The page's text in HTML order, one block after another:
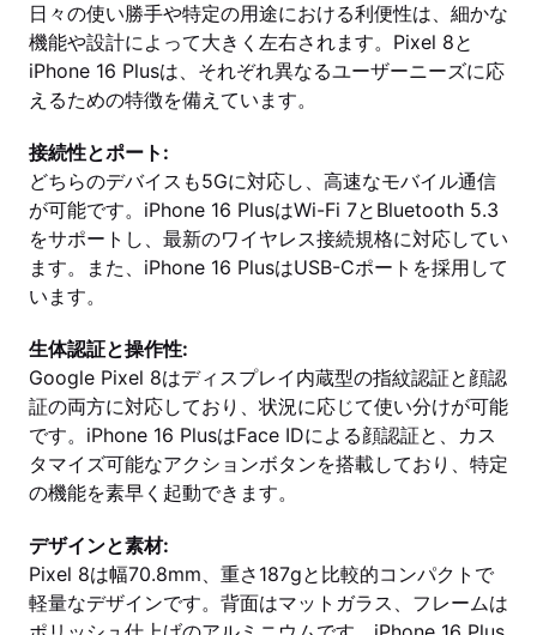
日々の使い勝手や特定の用途における利便性は、細かな
機能や設計によって大きく左右されます。Pixel 8と
iPhone 16 Plusは、それぞれ異なるユーザーニーズに応
えるための特徴を備えています。
接続性とポート:
どちらのデバイスも5Gに対応し、高速なモバイル通信
が可能です。iPhone 16 PlusはWi-Fi 7とBluetooth 5.3
をサポートし、最新のワイヤレス接続規格に対応してい
ます。また、iPhone 16 PlusはUSB-Cポートを採用して
います。
生体認証と操作性:
Google Pixel 8はディスプレイ内蔵型の指紋認証と顔認
証の両方に対応しており、状況に応じて使い分けが可能
です。iPhone 16 PlusはFace IDによる顔認証と、カス
タマイズ可能なアクションボタンを搭載しており、特定
の機能を素早く起動できます。
デザインと素材:
Pixel 8は幅70.8mm、重さ187gと比較的コンパクトで
軽量なデザインです。背面はマットガラス、フレームは